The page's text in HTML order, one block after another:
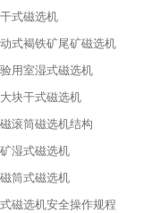
式磁选机
式褐铁矿尾矿磁选机
用室湿式磁选机
块干式磁选机
滚筒磁选机结构
湿式磁选机
筒式磁选机
磁选机安全操作规程